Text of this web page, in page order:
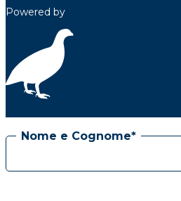
Powered by
Nome e Cognome*